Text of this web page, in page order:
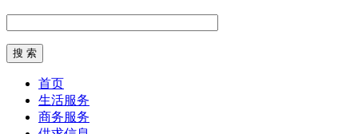
首页
生活服务
商务服务